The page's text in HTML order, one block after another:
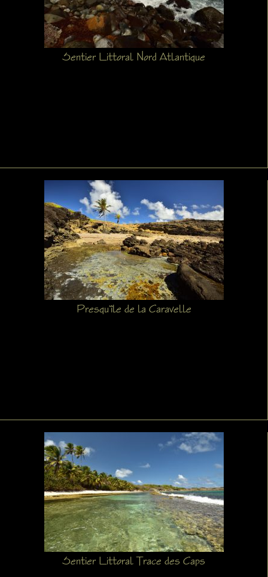
Sentier Littoral Nord Atlantique
Presqu'île de la Caravelle
Sentier Littoral Trace des Caps